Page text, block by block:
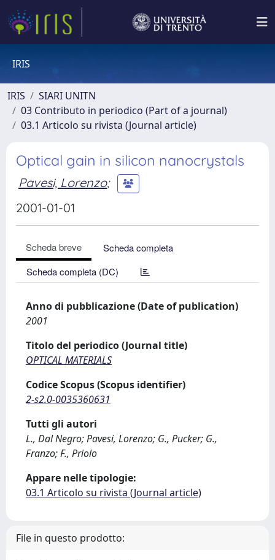
IRIS
IRIS
SIARI UNITN
03 Contributo in periodico (Part of a journal)
03.1 Articolo su rivista (Journal article)
Optical gain in silicon nanocrystals
Pavesi, Lorenzo;
2001-01-01
Scheda breve
Scheda completa
Scheda completa (DC)
Anno di pubblicazione (Date of publication)
2001
Titolo del periodico (Journal title)
OPTICAL MATERIALS
Codice Scopus (Scopus identifier)
2-s2.0-0035360631
Tutti gli autori
L., Dal Negro; Pavesi, Lorenzo; G., Pucker; G.,
Franzo; F., Priolo
Appare nelle tipologie:
03.1 Articolo su rivista (Journal article)
File in questo prodotto: